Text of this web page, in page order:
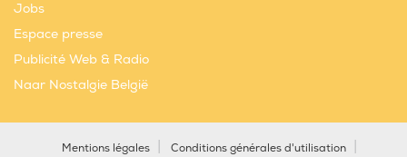
Jobs
Espace presse
Publicité Web & Radio
Naar Nostalgie België
Mentions légales Conditions générales d'utilisation